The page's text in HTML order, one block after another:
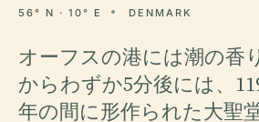
56° N · 10° E DENMARK
オーフスの港には潮の香
からわずか5分後には、
年の間に形作られた大聖